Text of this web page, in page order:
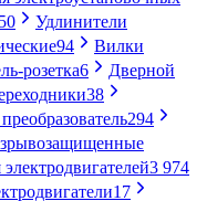
Удлинители
94
Вилки
розетка6
Дверной
38
294
3 974
17